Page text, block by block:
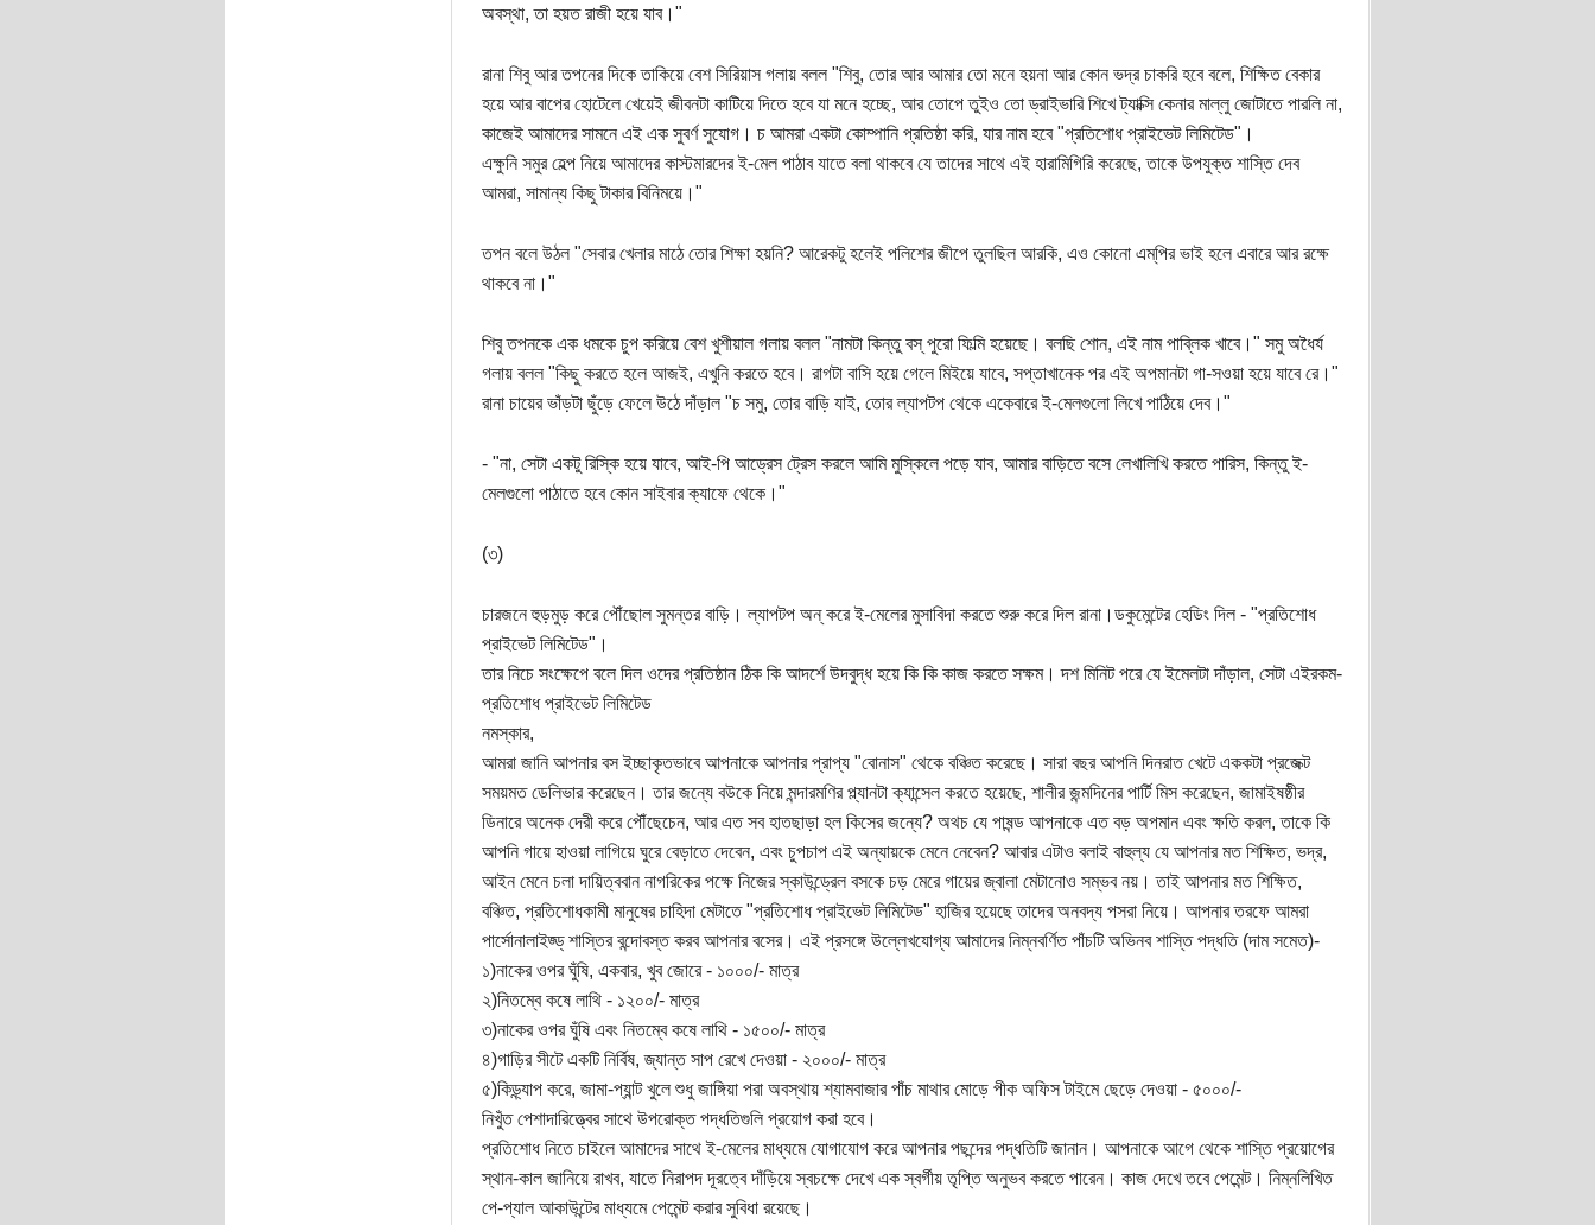
অবস্থা, তা হয়ত রাজী হয়ে যাব।"
রানা শিবু আর তপনের দিকে তাকিয়ে বেশ সিরিয়াস গলায় বলল "শিবু, তোর আর আমার তো মনে হয়না আর কোন ভদ্র চাকরি হবে বলে, শিক্ষিত বেকার
হয়ে আর বাপের হোটেলে খেয়েই জীবনটা কাটিয়ে দিতে হবে যা মনে হচ্ছে, আর তোপে তুইও তো ড্রাইভারি শিখে ট্যাক্সি কেনার মাল্লু জোটাতে পারলি না,
কাজেই আমাদের সামনে এই এক সুবর্ণ সুযোগ। চ আমরা একটা কোম্পানি প্রতিষ্ঠা করি, যার নাম হবে "প্রতিশোধ প্রাইভেট লিমিটেড"।
এক্ষুনি সমুর হেল্প নিয়ে আমাদের কাস্টমারদের ই-মেল পাঠাব যাতে বলা থাকবে যে তাদের সাথে এই হারামিগিরি করেছে, তাকে উপযুক্ত শাস্তি দেব
আমরা, সামান্য কিছু টাকার বিনিময়ে।"
তপন বলে উঠল "সেবার খেলার মাঠে তোর শিক্ষা হয়নি? আরেকটু হলেই পলিশের জীপে তুলছিল আরকি, এও কোনো এম্‌পির ভাই হলে এবারে আর রক্ষে
থাকবে না।"
শিবু তপনকে এক ধমকে চুপ করিয়ে বেশ খুশীয়াল গলায় বলল "নামটা কিন্তু বস্‌ পুরো ফিল্মি হয়েছে। বলছি শোন, এই নাম পাব্লিক খাবে।" সমু অধৈর্য
গলায় বলল "কিছু করতে হলে আজই, এখুনি করতে হবে। রাগটা বাসি হয়ে গেলে মিইয়ে যাবে, সপ্তাখানেক পর এই অপমানটা গা-সওয়া হয়ে যাবে রে।"
রানা চায়ের ভাঁড়টা ছুঁড়ে ফেলে উঠে দাঁড়াল "চ সমু, তোর বাড়ি যাই, তোর ল্যাপটপ থেকে একেবারে ই-মেলগুলো লিখে পাঠিয়ে দেব।"
- "না, সেটা একটু রিস্কি হয়ে যাবে, আই-পি আড্রেস ট্রেস করলে আমি মুস্কিলে পড়ে যাব, আমার বাড়িতে বসে লেখালিখি করতে পারিস, কিন্তু ই-
মেলগুলো পাঠাতে হবে কোন সাইবার ক্যাফে থেকে।"
(৩)
চারজনে হুড়মুড় করে পৌঁছোল সুমন্তর বাড়ি। ল্যাপটপ অন্ করে ই-মেলের মুসাবিদা করতে শুরু করে দিল রানা।ডকুমেন্টের হেডিং দিল - "প্রতিশোধ
প্রাইভেট লিমিটেড"।
তার নিচে সংক্ষেপে বলে দিল ওদের প্রতিষ্ঠান ঠিক কি আদর্শে উদবুদ্ধ হয়ে কি কি কাজ করতে সক্ষম। দশ মিনিট পরে যে ইমেলটা দাঁড়াল, সেটা এইরকম-
প্রতিশোধ প্রাইভেট লিমিটেড
নমস্কার,
আমরা জানি আপনার বস ইচ্ছাকৃতভাবে আপনাকে আপনার প্রাপ্য "বোনাস" থেকে বঞ্চিত করেছে। সারা বছর আপনি দিনরাত খেটে এককটা প্রজেক্ট
সময়মত ডেলিভার করেছেন। তার জন্যে বউকে নিয়ে মন্দারমণির প্ল্যানটা ক্যান্সেল করতে হয়েছে, শালীর জন্মদিনের পার্টি মিস করেছেন, জামাইষষ্ঠীর
ডিনারে অনেক দেরী করে পৌঁছেচেন, আর এত সব হাতছাড়া হল কিসের জন্যে? অথচ যে পাষন্ড আপনাকে এত বড় অপমান এবং ক্ষতি করল, তাকে কি
আপনি গায়ে হাওয়া লাগিয়ে ঘুরে বেড়াতে দেবেন, এবং চুপচাপ এই অন্যায়কে মেনে নেবেন? আবার এটাও বলাই বাহুল্য যে আপনার মত শিক্ষিত, ভদ্র,
আইন মেনে চলা দায়িত্ববান নাগরিকের পক্ষে নিজের স্কাউন্ড্রেল বসকে চড় মেরে গায়ের জ্বালা মেটানোও সম্ভব নয়। তাই আপনার মত শিক্ষিত,
বঞ্চিত, প্রতিশোধকামী মানুষের চাহিদা মেটাতে "প্রতিশোধ প্রাইভেট লিমিটেড" হাজির হয়েছে তাদের অনবদ্য পসরা নিয়ে। আপনার তরফে আমরা
পার্সোনালাইজ্ড্ শাস্তির বন্দোবস্ত করব আপনার বসের। এই প্রসঙ্গে উল্লেখযোগ্য আমাদের নিম্নবর্ণিত পাঁচটি অভিনব শাস্তি পদ্ধতি (দাম সমেত)-
১)নাকের ওপর ঘুঁষি, একবার, খুব জোরে - ১০০০/- মাত্র
২)নিতম্বে কষে লাথি - ১২০০/- মাত্র
৩)নাকের ওপর ঘুঁষি এবং নিতম্বে কষে লাথি - ১৫০০/- মাত্র
৪)গাড়ির সীটে একটি নির্বিষ, জ্যান্ত সাপ রেখে দেওয়া - ২০০০/- মাত্র
৫)কিড্ন্যাপ করে, জামা-প্যান্ট খুলে শুধু জাঙ্গিয়া পরা অবস্থায় শ্যামবাজার পাঁচ মাথার মোড়ে পীক অফিস টাইমে ছেড়ে দেওয়া - ৫০০০/-
নিখুঁত পেশাদারিত্ত্বের সাথে উপরোক্ত পদ্ধতিগুলি প্রয়োগ করা হবে।
প্রতিশোধ নিতে চাইলে আমাদের সাথে ই-মেলের মাধ্যমে যোগাযোগ করে আপনার পছন্দের পদ্ধতিটি জানান। আপনাকে আগে থেকে শাস্তি প্রয়োগের
স্থান-কাল জানিয়ে রাখব, যাতে নিরাপদ দূরত্বে দাঁড়িয়ে স্বচক্ষে দেখে এক স্বর্গীয় তৃপ্তি অনুভব করতে পারেন। কাজ দেখে তবে পেমেন্ট। নিম্নলিখিত
পে-প্যাল আকাউন্টের মাধ্যমে পেমেন্ট করার সুবিধা রয়েছে।